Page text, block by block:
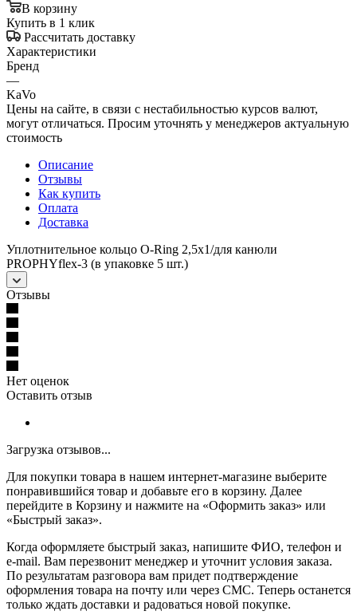
В корзину
Купить в 1 клик
Рассчитать доставку
Характеристики
Бренд
—
KaVo
Цены на сайте, в связи с нестабильностью курсов валют,
могут отличаться. Просим уточнять у менеджеров актуальную
стоимость
Описание
Отзывы
Как купить
Оплата
Доставка
Уплотнительное кольцо O-Ring 2,5x1/для канюли
PROPHYflex-3 (в упаковке 5 шт.)
Отзывы
Нет оценок
Оставить отзыв
Загрузка отзывов...
Для покупки товара в нашем интернет-магазине выберите
понравившийся товар и добавьте его в корзину. Далее
перейдите в Корзину и нажмите на «Оформить заказ» или
«Быстрый заказ».
Когда оформляете быстрый заказ, напишите ФИО, телефон и
e-mail. Вам перезвонит менеджер и уточнит условия заказа.
По результатам разговора вам придет подтверждение
оформления товара на почту или через СМС. Теперь останется
только ждать доставки и радоваться новой покупке.